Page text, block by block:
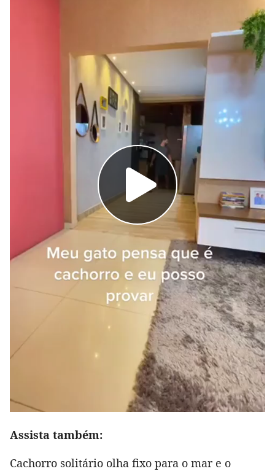
Assista também:
Cachorro solitário olha fixo para o mar e o